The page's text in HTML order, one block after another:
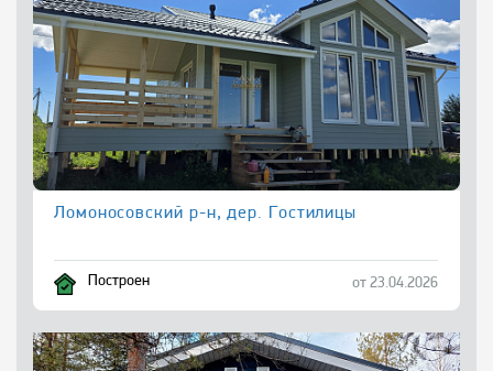
Ломоносовский р-н, дер. Гостилицы
Построен от 23.04.2026